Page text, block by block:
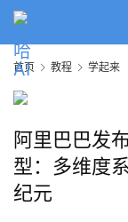
首页 教程 学起来
阿里巴巴发
型：多维度
纪元